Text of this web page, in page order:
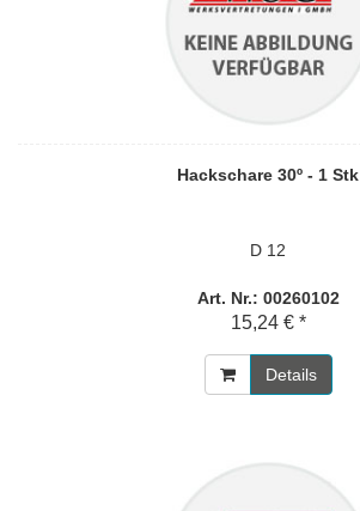
Hackschare 30º - 1 Stk
D 12
Art. Nr.: 00260102
15,24 € *
Details